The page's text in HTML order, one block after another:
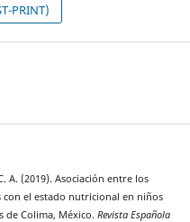
PRINT)
A. (2019). Asociación entre los
el estado nutricional en niños
de Colima, México. Revista Española